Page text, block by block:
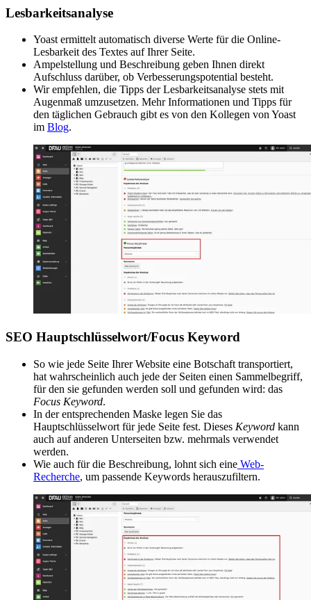
Lesbarkeitsanalyse
Yoast ermittelt automatisch diverse Werte für die Online-
Lesbarkeit des Textes auf Ihrer Seite.
Ampelstellung und Beschreibung geben Ihnen direkt
Aufschluss darüber, ob Verbesserungspotential besteht.
Wir empfehlen, die Tipps der Lesbarkeitsanalyse stets mit
Augenmaß umzusetzen. Mehr Informationen und Tipps für
den täglichen Gebrauch gibt es von den Kollegen von Yoast
im Blog.
SEO Hauptschlüsselwort/Focus Keyword
So wie jede Seite Ihrer Website eine Botschaft transportiert,
hat wahrscheinlich auch jede der Seiten einen Sammelbegriff,
für den sie gefunden werden soll und gefunden wird: das
Focus Keyword.
In der entsprechenden Maske legen Sie das
Hauptschlüsselwort für jede Seite fest. Dieses Keyword kann
auch auf anderen Unterseiten bzw. mehrmals verwendet
werden.
Wie auch für die Beschreibung, lohnt sich eine Web-
Recherche, um passende Keywords herauszufiltern.